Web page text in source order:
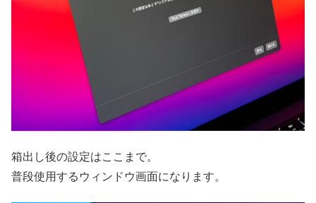
箱出し後の設定はここまで。
普段使用するウィンドウ画面になります。